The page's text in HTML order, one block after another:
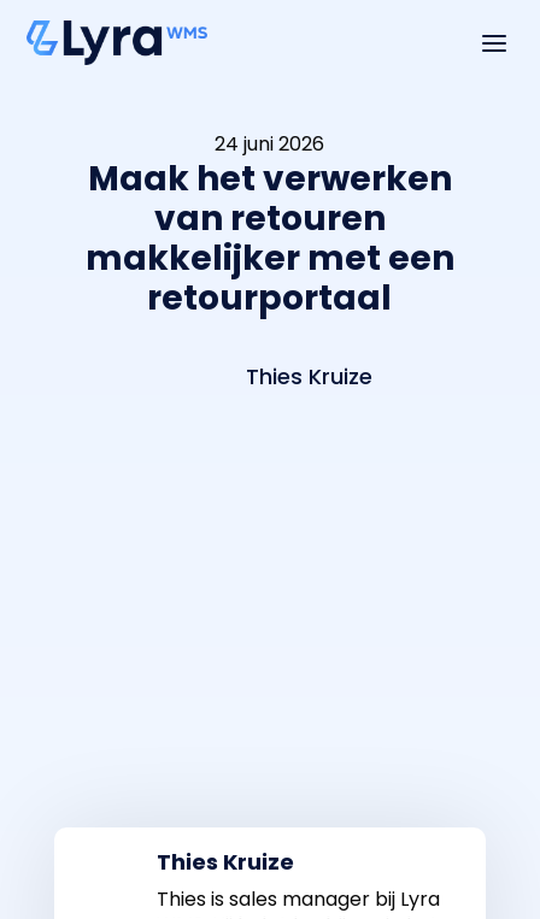
a
24 juni 2026
Maak het verwerken
van retouren
makkelijker met een
retourportaal
Thies Kruize
Thies Kruize
Thies is sales manager bij Lyra